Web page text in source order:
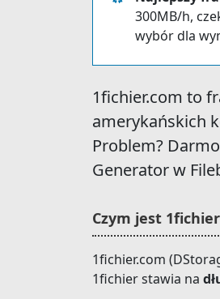
300MB/h,
wybór dla
1fichier.com to
amerykańskich
Problem?
Generator w
Czym jest
1fichier.com
1fichier stawia na